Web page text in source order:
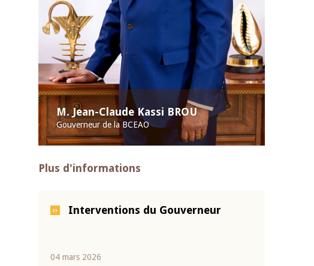
M. Jean-Claude Kassi BROU
Gouverneur de la BCEAO
Plus d'informations
Interventions du Gouverneur
04 mars 2026